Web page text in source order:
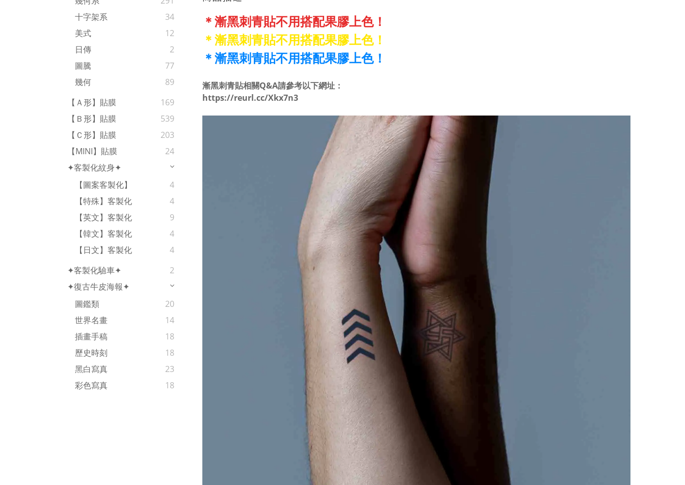
十字架系
34
美式
12
日傳
2
圖騰
77
幾何
89
【Ａ形】貼膜
169
【Ｂ形】貼膜
539
【Ｃ形】貼膜
203
【MINI】貼膜
24
✦客製化紋身✦
【圖案客製化】
4
【特殊】客製化
4
【英文】客製化
9
【韓文】客製化
4
【日文】客製化
4
✦客製化驗車✦
2
✦復古牛皮海報✦
圖鑑類
20
世界名畫
14
插畫手稿
18
歷史時刻
18
黑白寫真
23
彩色寫真
18
＊漸黑刺青貼不用搭配果膠上色！
＊漸黑刺青貼不用搭配果膠上色！
＊漸黑刺青貼不用搭配果膠上色！
漸黑刺青貼相關Q&A請參考以下網址：
https://reurl.cc/Xkx7n3